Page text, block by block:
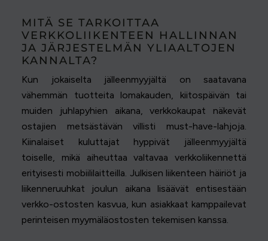
MITÄ SE TARKOITTAA
VERKKOLIIKENTEEN HALLINNAN
JA JÄRJESTELMÄN YLIAALTOJEN
KANNALTA?
Kun jokaiselta jälleenmyyjältä on saatavana
vähemmän tuotteita lomakauden, kiitospäivän tai
muiden juhlapyhien aikana, verkkokaupat näkevät
ostajien metsästävän villisti must-have-lahjoja.
Kiinalaiset kuluttajat hyppivät jälleenmyyjältä
toiselle, mikä aiheuttaa valtavaa verkkoliikennettä
erityisesti mobiililaitteilla. Julkisen liikenteen häiriöt ja
liikenneruuhkat joulun aikana lisäävät entisestään
verkko-ostosten kasvua, kun asiakkaat kamppailevat
perinteisen myymäläostosten tekemisen kanssa.